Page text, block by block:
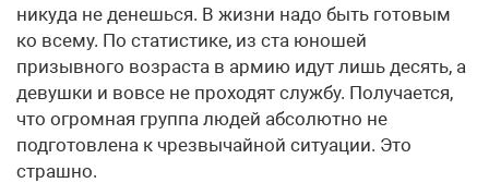
никуда не денешься. В жизни надо быть готовым
ко всему. По статистике, из ста юношей
призывного возраста в армию идут лишь десять, а
девушки и вовсе не проходят службу. Получается,
что огромная группа людей абсолютно не
подготовлена к чрезвычайной ситуации. Это
страшно.